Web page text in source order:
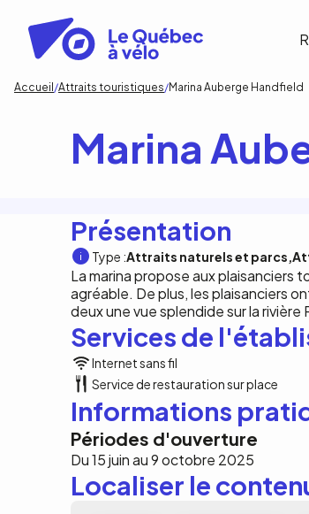
contenu
principal
Fil
d'Ariane
Accueil Attraits touristiques Marina Auberge Handfield
Marina
Présentation
Type :Attraits naturels et parcs
La marina propose aux plaisanciers
agréable. De plus, les plaisanciers
deux une vue splendide sur la rivière
Services de
Internet sans fil
Service de restauration sur place
Informations
Périodes d'ouverture
Du 15 juin au 9 octobre 2025
Localiser le